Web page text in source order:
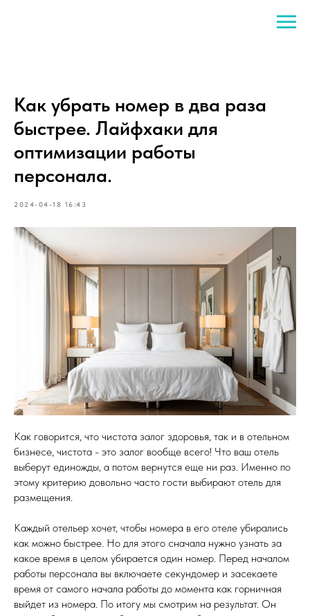
Как убрать номер в два раза
быстрее. Лайфхаки для
оптимизации работы
персонала.
2024-04-18 16:43
Как говорится, что чистота залог здоровья, так и в отельном
бизнесе, чистота - это залог вообще всего! Что ваш отель
выберут единожды, а потом вернутся еще ни раз. Именно по
этому критерию довольно часто гости выбирают отель для
размещения.
Каждый отельер хочет, чтобы номера в его отеле убирались
как можно быстрее. Но для этого сначала нужно узнать за
какое время в целом убирается один номер. Перед началом
работы персонала вы включаете секундомер и засекаете
время от самого начала работы до момента как горничная
выйдет из номера. По итогу мы смотрим на результат. Он